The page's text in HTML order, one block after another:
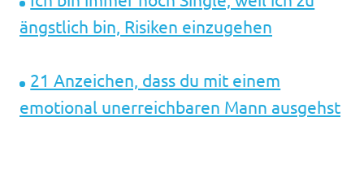
ängstlich bin, Risiken einzugehen
21 Anzeichen, dass du mit einem
emotional unerreichbaren Mann ausgehst